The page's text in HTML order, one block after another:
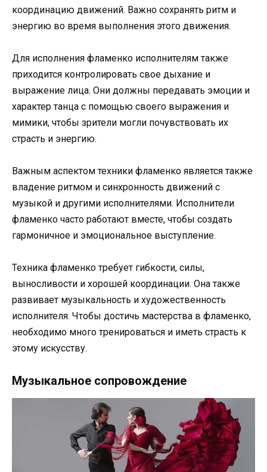
координацию движений. Важно сохранять ритм и
энергию во время выполнения этого движения.
Для исполнения фламенко исполнителям также
приходится контролировать свое дыхание и
выражение лица. Они должны передавать эмоции и
характер танца с помощью своего выражения и
мимики, чтобы зрители могли почувствовать их
страсть и энергию.
Важным аспектом техники фламенко является также
владение ритмом и синхронность движений с
музыкой и другими исполнителями. Исполнители
фламенко часто работают вместе, чтобы создать
гармоничное и эмоциональное выступление.
Техника фламенко требует гибкости, силы,
выносливости и хорошей координации. Она также
развивает музыкальность и художественность
исполнителя. Чтобы достичь мастерства в фламенко,
необходимо много тренироваться и иметь страсть к
этому искусству.
Музыкальное сопровождение